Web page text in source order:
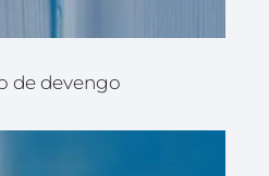
de devengo